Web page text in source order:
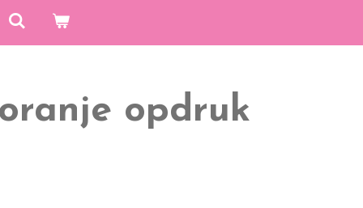
opdruk